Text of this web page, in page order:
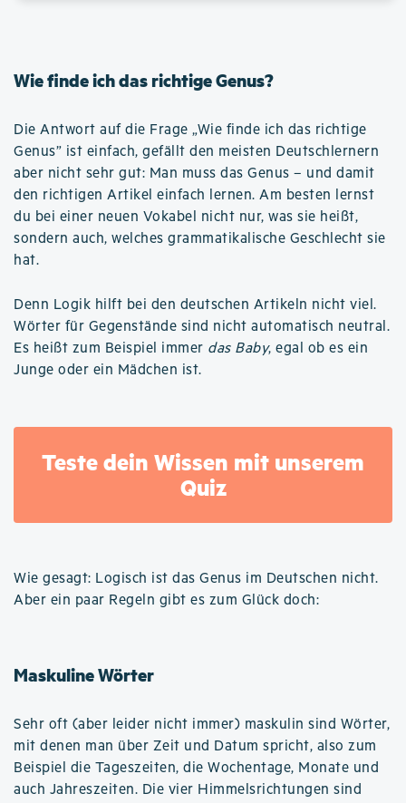
Wie finde ich das richtige Genus?
Die Antwort auf die Frage „Wie finde ich das richtige
Genus” ist einfach, gefällt den meisten Deutschlernern
aber nicht sehr gut: Man muss das Genus – und damit
den richtigen Artikel einfach lernen. Am besten lernst
du bei einer neuen Vokabel nicht nur, was sie heißt,
sondern auch, welches grammatikalische Geschlecht sie
hat.
Denn Logik hilft bei den deutschen Artikeln nicht viel.
Wörter für Gegenstände sind nicht automatisch neutral.
Es heißt zum Beispiel immer das Baby, egal ob es ein
Junge oder ein Mädchen ist.
Teste dein Wissen mit unserem
Quiz
Wie gesagt: Logisch ist das Genus im Deutschen nicht.
Aber ein paar Regeln gibt es zum Glück doch:
Maskuline Wörter
Sehr oft (aber leider nicht immer) maskulin sind Wörter,
mit denen man über Zeit und Datum spricht, also zum
Beispiel die Tageszeiten, die Wochentage, Monate und
auch Jahreszeiten. Die vier Himmelsrichtungen sind